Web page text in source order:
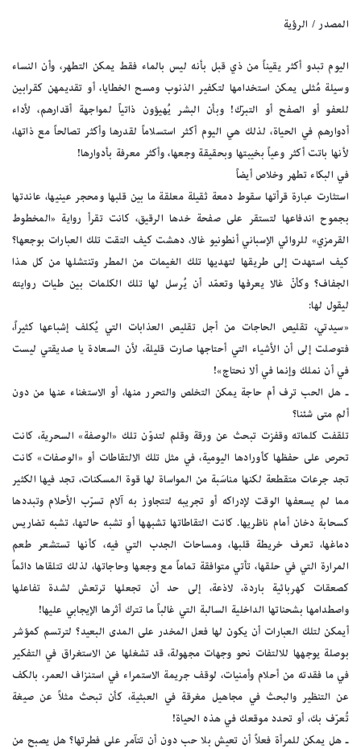
المصدر / الرؤية
اليوم تبدو أكثر يقيناً من ذي قبل بأنه ليس بالماء فقط يمكن التطهر، وأن النساء
وسيلة مُثلى يمكن استخدامها لتكفير الذنوب ومسح الخطايا، أو تقديمهن كقرابين
للعفو أو الصفح أو التبرّك! وبأن البشر يُهيؤون ذاتياً لمواجهة أقدارهم، لأداء
أدوارهم في الحياة، لذلك هي اليوم أكثر استسلاماً لقدرها وأكثر تصالحاً مع ذاتها،
لأنها باتت أكثر وعياً بخيبتها وبحقيقة وجعها، وأكثر معرفة بأدوارها!
في البكاء تطهر وخلاص أيضاً
استثارت عبارة قرأتها سقوط دمعة ثقيلة معلقة ما بين قلبها ومحجر عينيها، عاندتها
بجموح اندفاعها لتستقر على صفحة خدها الرقيق، كانت تقرأ رواية «المخطوط
القرمزي» للروائي الإسباني أنطونيو غالا، دهشت كيف التقت تلك العبارات بوجعها؟
كيف استهدت إلى طريقها لتهديها تلك الغيمات من المطر وتنتشلها من كل هذا
الجفاف؟ وكأنّ غالا يعرفها وتعمّد أن يُرسل لها تلك الكلمات بين طيات روايته
ليقول لها:
«سيدتي، تقليص الحاجات من أجل تقليص العذابات التي يُكلف إشباعها كثيراً،
فتوصلت إلى أن الأشياء التي أحتاجها صارت قليلة، لأن السعادة يا صديقتي ليست
في أن نملك وإنما في ألا نحتاج»!
ـ هل الحب ترف أم حاجة يمكن التخلص والتحرر منها، أو الاستغناء عنها من دون
ألم متى شئنا؟
تلقفت كلماته وقفزت تبحث عن ورقة وقلم لتدوّن تلك «الوصفة» السحرية، كانت
تحرص على حفظها كأورادها اليومية، في مثل تلك الالتقاطات أو «الوصفات» كانت
تجد جرعات متقطعة لكنها مناسَبة من المواساة لها قوة المسكنات، تجد فيها الكثير
مما لم يسعفها الوقت لإدراكه أو تجريبه لتتجاوز به آلام تسرّب الأحلام وتبددها
كسحابة دخان أمام ناظريها. كانت التقاطاتها تشبهها أو تشبه حالتها، تشبه تضاريس
دماغها، تعرف خريطة قلبها، ومساحات الجدب التي فيه، كأنها تستشعر طعم
المرارة التي في حلقها، تأتي متوافقة تماماً مع وجعها وحاجاتها، لذلك تتلقاها دائماً
كصعقات كهربائية باردة، لاذعة، إلى حد أن تجعلها ترتعش لشدة تفاعلها
واصطدامها بشحناتها الداخلية السالبة التي غالباً ما تترك أثرها الإيجابي عليها!
أيمكن لتلك العبارات أن يكون لها فعل المخدر على المدى البعيد؟ لترتسم كمؤشر
بوصلة يوجهها للالتفات نحو وجهات مجهولة، قد تشغلها عن الاستغراق في التفكير
في ما فقدته من أحلام وأمنيات، لوقف جريمة الاستمراء في استنزاف العمر، بالكف
عن التنظير والبحث في مجاهيل مغرقة في العبثية، كأن تبحث مثلاً عن صيغة
تُعرّف بك، أو تحدد موقعك في هذه الحياة!
ـ هل يمكن للمرأة فعلاً أن تعيش بلا حب دون أن تتآمر على فطرتها؟ هل يصبح من